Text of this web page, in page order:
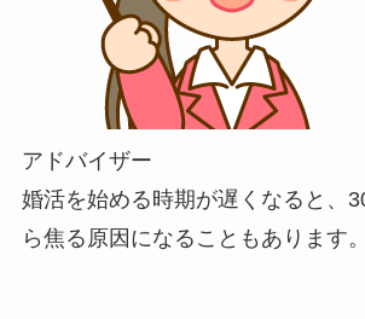
アドバイザー
婚活を始める時期が遅くなると、
ら焦る原因になることもあります。